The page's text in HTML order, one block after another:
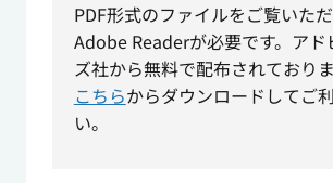
PDF形式のファイルをご覧いただ
Adobe Readerが必要です。アド
ズ社から無料で配布されておりま
こちらからダウンロードしてご
い。